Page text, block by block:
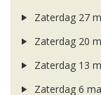
Zaterdag 27
Zaterdag 20
Zaterdag 13
Zaterdag 6